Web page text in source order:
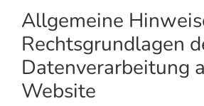
Allgemeine
Rechtsgrundlagen
Datenverarbeitung
Website